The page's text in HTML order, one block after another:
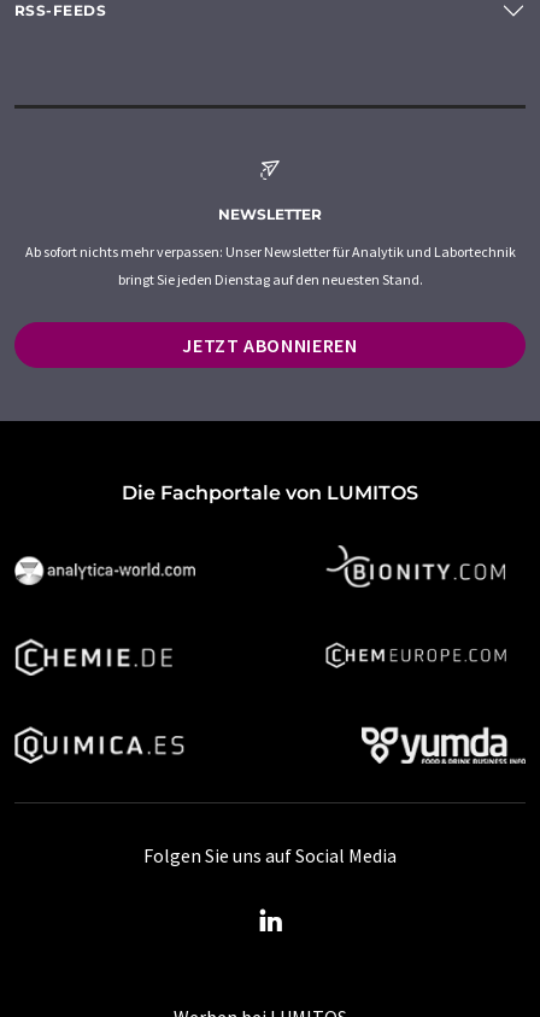
RSS-FEEDS
NEWSLETTER
Ab sofort nichts mehr verpassen: Unser Newsletter für Analytik und Labortechnik
bringt Sie jeden Dienstag auf den neuesten Stand.
JETZT ABONNIEREN
Die Fachportale von LUMITOS
Folgen Sie uns auf Social Media